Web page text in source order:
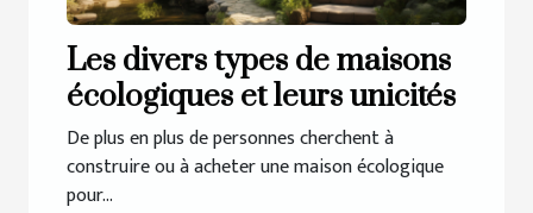
Les divers types de maisons
écologiques et leurs unicités
De plus en plus de personnes cherchent à
construire ou à acheter une maison écologique
pour...